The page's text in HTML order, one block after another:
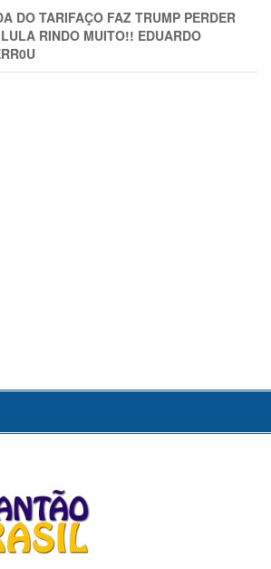
DO TARIFAÇO FAZ TRUMP PERDER
RINDO MUITO!! EDUARDO